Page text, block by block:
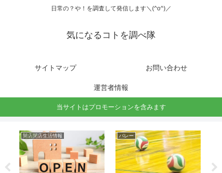
日常の？や！を調査して発信します＼(^o^)／
気になるコトを調べ隊
サイトマップ お問い合わせ
運営者情報
当サイトはプロモーションを含みます
開店閉店生活情報 バレー